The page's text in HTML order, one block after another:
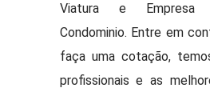
Viatura e Empresa
Condominio. Entre em
faça uma cotação,
profissionais e as